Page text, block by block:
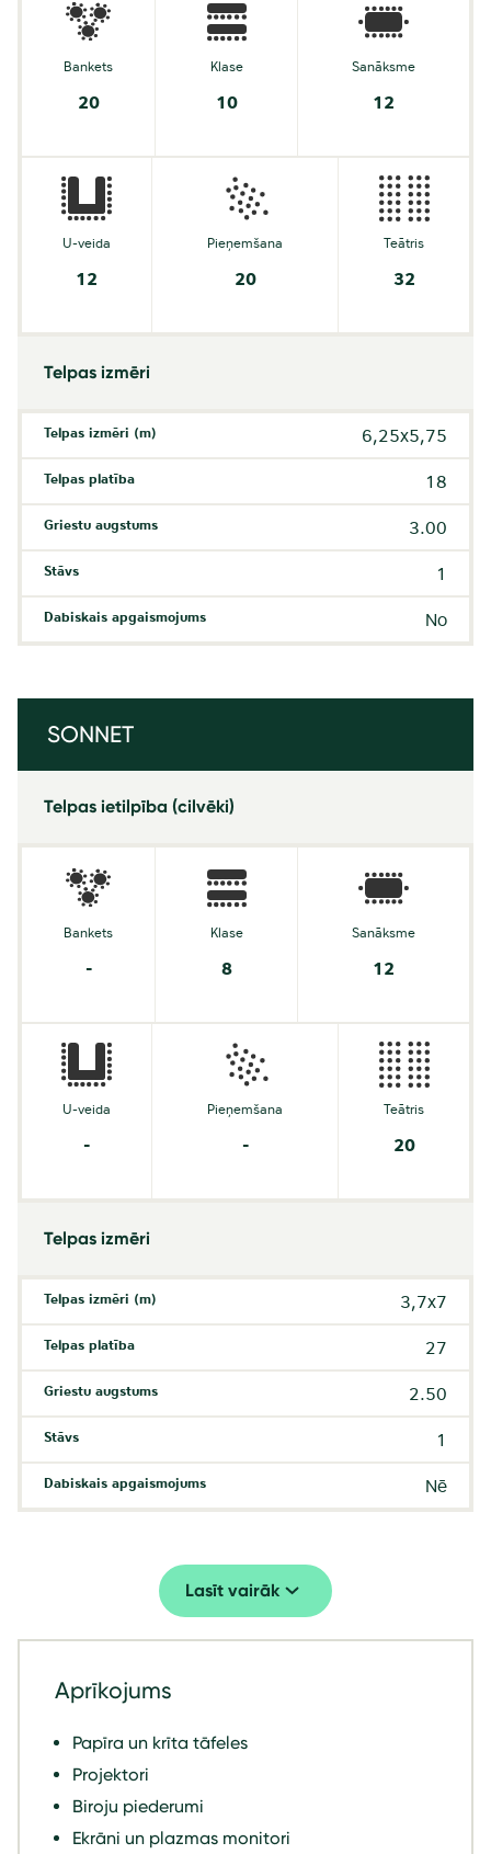
Bankets
20
Klase
10
Sanāksme
12
U-veida
12
Pieņemšana
20
Teātris
32
Telpas izmēri
Telpas izmēri (m) 6,25x5,75
Telpas platība 18
Griestu augstums 3.00
Stāvs 1
Dabiskais apgaismojums No
SONNET
Telpas ietilpība (cilvēki)
Bankets
-
Klase
8
Sanāksme
12
U-veida
-
Pieņemšana
-
Teātris
20
Telpas izmēri
Telpas izmēri (m) 3,7x7
Telpas platība 27
Griestu augstums 2.50
Stāvs 1
Dabiskais apgaismojums Nē
Lasīt vairāk
Aprīkojums
Papīra un krīta tāfeles
Projektori
Biroju piederumi
Ekrāni un plazmas monitori